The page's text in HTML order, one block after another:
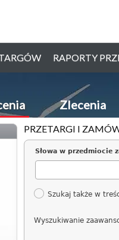
RAPORTY
Zlecenia
PRZETARGI I
Słowa w przedmiocie
Szukaj także w
Wyszukiwanie